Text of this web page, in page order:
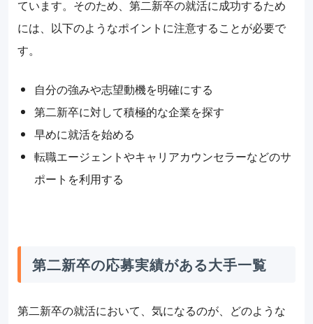
ています。そのため、第二新卒の就活に成功するため
には、以下のようなポイントに注意することが必要で
す。
自分の強みや志望動機を明確にする
第二新卒に対して積極的な企業を探す
早めに就活を始める
転職エージェントやキャリアカウンセラーなどのサ
ポートを利用する
第二新卒の応募実績がある大手一覧
第二新卒の就活において、気になるのが、どのような